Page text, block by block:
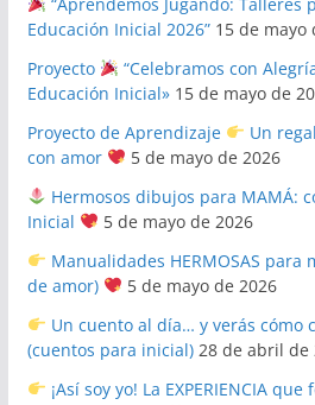
Educación Inicial 2026” 15 de mayo
Proyecto
“Celebramos con
Educación Inicial» 15 de mayo de
Proyecto de Aprendizaje
Un
con amor
5 de mayo de 2026
Hermosos dibujos para MAMÁ:
Inicial
5 de mayo de 2026
Manualidades HERMOSAS para
de amor)
5 de mayo de 2026
Un cuento al día… y verás cómo
(cuentos para inicial) 28 de abril de
¡Así soy yo! La EXPERIENCIA